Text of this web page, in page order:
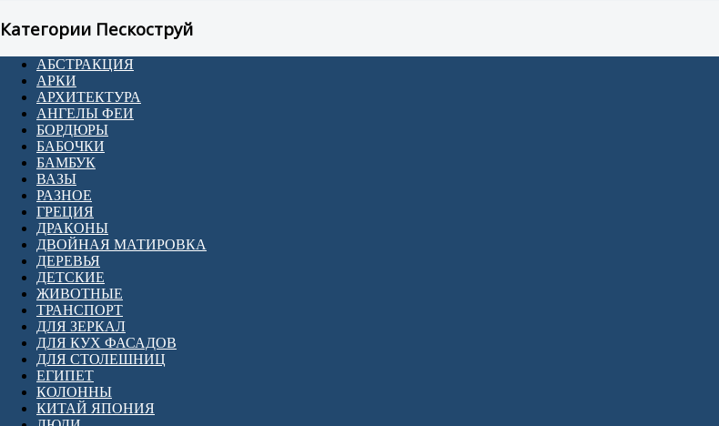
Категории Пескоструй
АБСТРАКЦИЯ
АРКИ
АРХИТЕКТУРА
АНГЕЛЫ ФЕИ
БОРДЮРЫ
БАБОЧКИ
БАМБУК
ВАЗЫ
РАЗНОЕ
ГРЕЦИЯ
ДРАКОНЫ
ДВОЙНАЯ МАТИРОВКА
ДЕРЕВЬЯ
ДЕТСКИЕ
ЖИВОТНЫЕ
ТРАНСПОРТ
ДЛЯ ЗЕРКАЛ
ДЛЯ КУХ ФАСАДОВ
ДЛЯ СТОЛЕШНИЦ
ЕГИПЕТ
КОЛОННЫ
КИТАЙ ЯПОНИЯ